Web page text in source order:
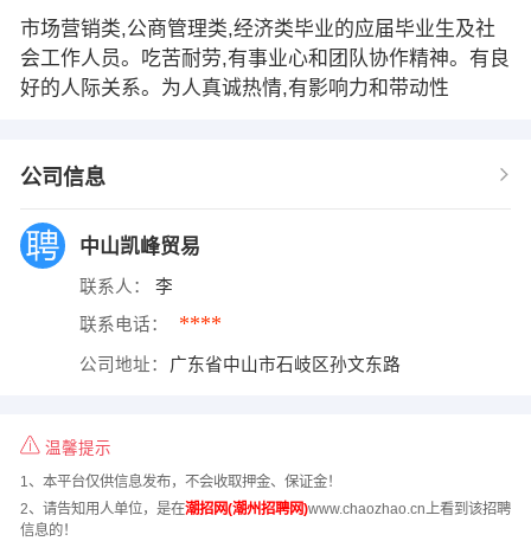
市场营销类,公商管理类,经济类毕业的应届毕业生及社
会工作人员。吃苦耐劳,有事业心和团队协作精神。有良
好的人际关系。为人真诚热情,有影响力和带动性
公司信息
中山凯峰贸易
联系人： 李
联系电话： ****
公司地址： 广东省中山市石岐区孙文东路
温馨提示
1、本平台仅供信息发布，不会收取押金、保证金！
2、请告知用人单位，是在潮招网(潮州招聘网)www.chaozhao.cn上看到该招聘
信息的！